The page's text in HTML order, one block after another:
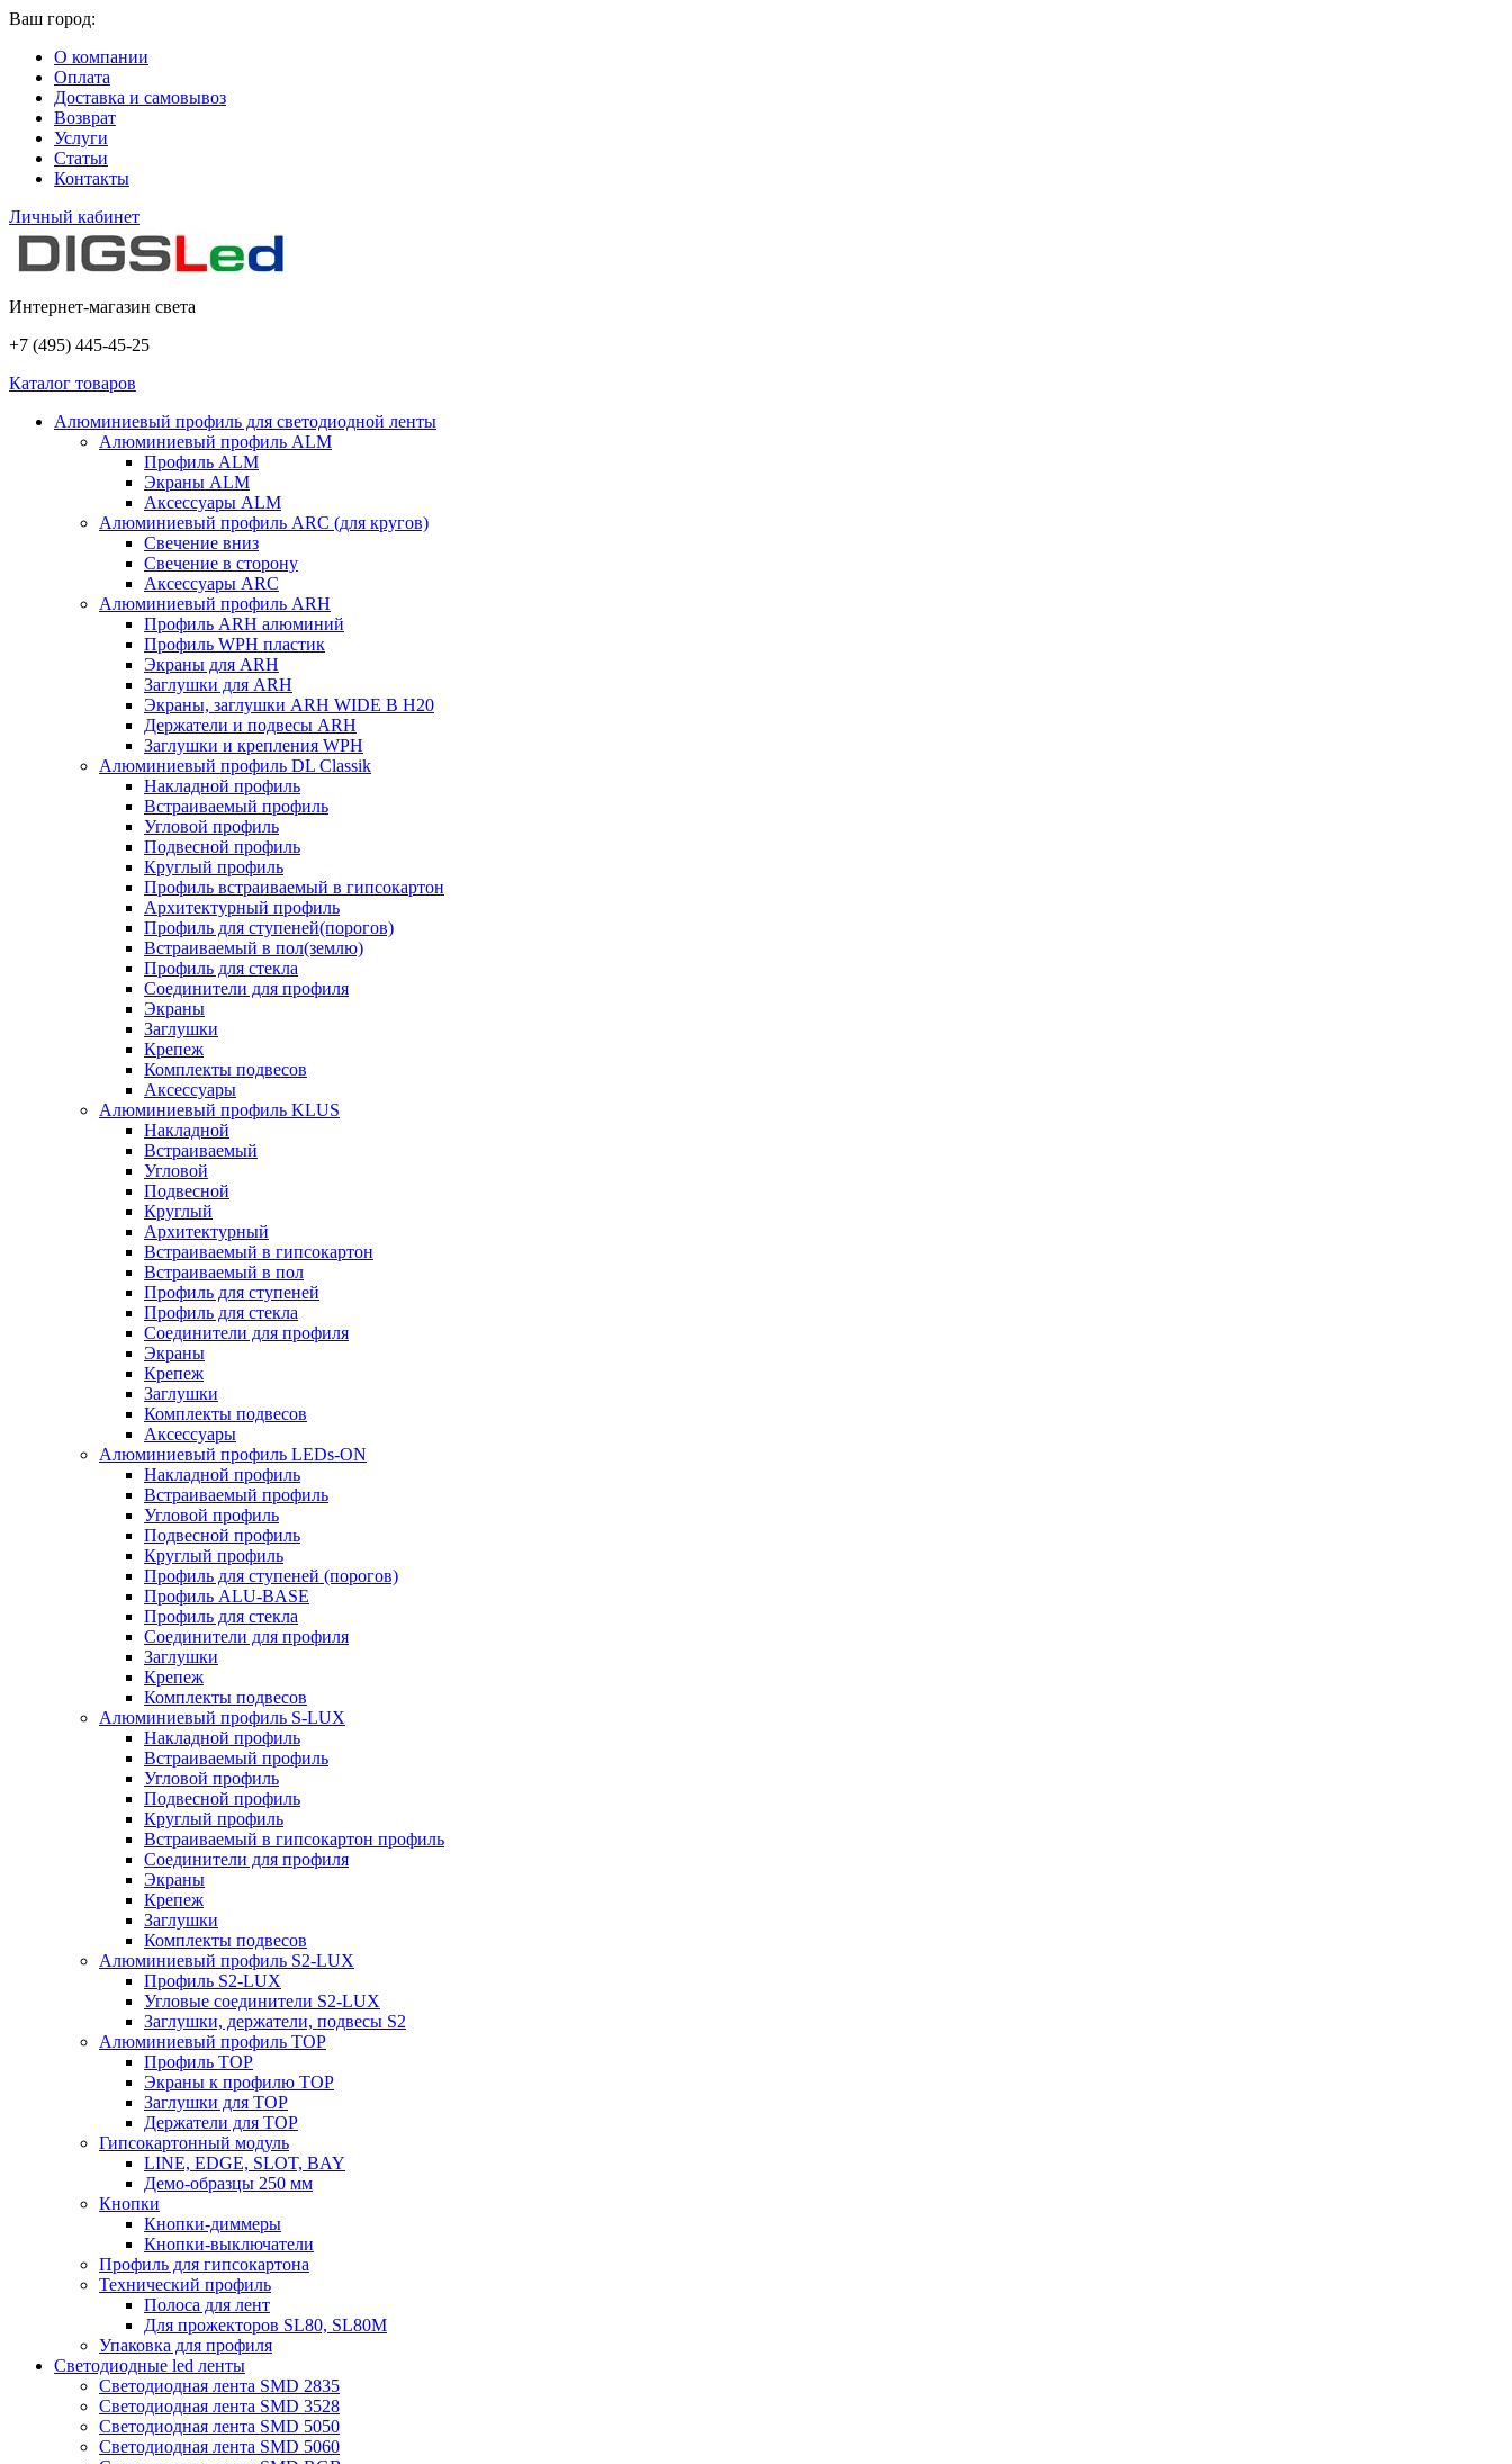
Ваш город:
О компании
Оплата
Доставка и самовывоз
Возврат
Услуги
Статьи
Контакты
Личный кабинет
Интернет-магазин света
+7 (495) 445-45-25
Каталог товаров
Алюминиевый профиль для светодиодной ленты
Алюминиевый профиль ALM
Профиль ALM
Экраны ALM
Аксессуары ALM
Алюминиевый профиль ARC (для кругов)
Свечение вниз
Свечение в сторону
Аксессуары ARC
Алюминиевый профиль ARH
Профиль ARH алюминий
Профиль WPH пластик
Экраны для ARH
Заглушки для ARH
Экраны, заглушки ARH WIDE B H20
Держатели и подвесы ARH
Заглушки и крепления WPH
Алюминиевый профиль DL Classik
Накладной профиль
Встраиваемый профиль
Угловой профиль
Подвесной профиль
Круглый профиль
Профиль встраиваемый в гипсокартон
Архитектурный профиль
Профиль для ступеней(порогов)
Встраиваемый в пол(землю)
Профиль для стекла
Соединители для профиля
Экраны
Заглушки
Крепеж
Комплекты подвесов
Аксессуары
Алюминиевый профиль KLUS
Накладной
Встраиваемый
Угловой
Подвесной
Круглый
Архитектурный
Встраиваемый в гипсокартон
Встраиваемый в пол
Профиль для ступеней
Профиль для стекла
Соединители для профиля
Экраны
Крепеж
Заглушки
Комплекты подвесов
Аксессуары
Алюминиевый профиль LEDs-ON
Накладной профиль
Встраиваемый профиль
Угловой профиль
Подвесной профиль
Круглый профиль
Профиль для ступеней (порогов)
Профиль ALU-BASE
Профиль для стекла
Соединители для профиля
Заглушки
Крепеж
Комплекты подвесов
Алюминиевый профиль S-LUX
Накладной профиль
Встраиваемый профиль
Угловой профиль
Подвесной профиль
Круглый профиль
Встраиваемый в гипсокартон профиль
Соединители для профиля
Экраны
Крепеж
Заглушки
Комплекты подвесов
Алюминиевый профиль S2-LUX
Профиль S2-LUX
Угловые соединители S2-LUX
Заглушки, держатели, подвесы S2
Алюминиевый профиль TOP
Профиль TOP
Экраны к профилю TOP
Заглушки для TOP
Держатели для TOP
Гипсокартонный модуль
LINE, EDGE, SLOT, BAY
Демо-образцы 250 мм
Кнопки
Кнопки-диммеры
Кнопки-выключатели
Профиль для гипсокартона
Технический профиль
Полоса для лент
Для прожекторов SL80, SL80M
Упаковка для профиля
Светодиодные led ленты
Светодиодная лента SMD 2835
Светодиодная лента SMD 3528
Светодиодная лента SMD 5050
Светодиодная лента SMD 5060